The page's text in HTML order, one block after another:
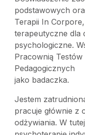
podstawowych
Terapii In
terapeutyczne dla
psychologiczne.
Pracownią
Pedagogicznych
jako badaczka.
Jestem
pracuje głównie z
odżywiania. W